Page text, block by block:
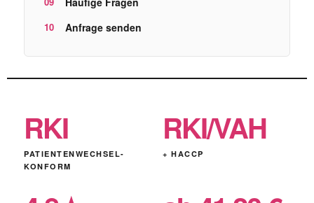
Anfrage senden
RKI
PATIENTENWECHSEL-
KONFORM
RKI/VAH
+ HACCP